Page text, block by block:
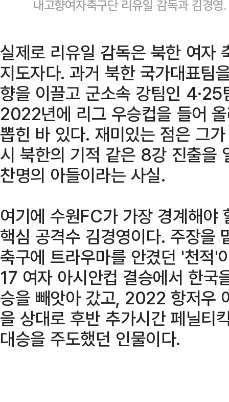
내고향여자축구단 리유일 감독과 김경
실제로 리유일 감독은 북한 여자
지도자다. 과거 북한 국가대표팀
향을 이끌고 군소속 강팀인
2022년에 리그 우승컵을 들어
뽑힌 바 있다. 재미있는 점은 그
시 북한의 기적 같은 8강 진출을
찬명의 아들이라는 사실.
여기에 수원FC가 가장 경계해야
핵심 공격수 김경영이다. 주장을
축구에 트라우마를 안겼던 '천
17 여자 아시안컵 결승에서 한국
승을 빼앗아 갔고, 2022 항저우
을 상대로 후반 추가시간 페닐티
대승을 주도했던 인물이다.